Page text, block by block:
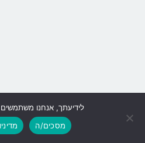
גלילה
לראש
לידיעתך, אנחנו
מסכים/ה